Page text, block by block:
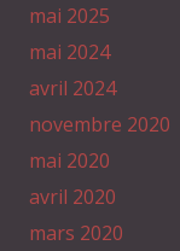
mai 2025
mai 2024
avril 2024
novembre 2020
mai 2020
avril 2020
mars 2020